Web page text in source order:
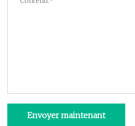
Envoyer maintenant